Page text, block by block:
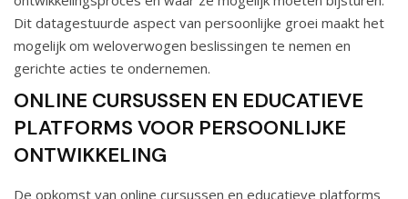
Dit datagestuurde aspect van persoonlijke groei maakt het
mogelijk om weloverwogen beslissingen te nemen en
gerichte acties te ondernemen.
ONLINE CURSUSSEN EN EDUCATIEVE
PLATFORMS VOOR PERSOONLIJKE
ONTWIKKELING
De opkomst van online cursussen en educatieve platforms